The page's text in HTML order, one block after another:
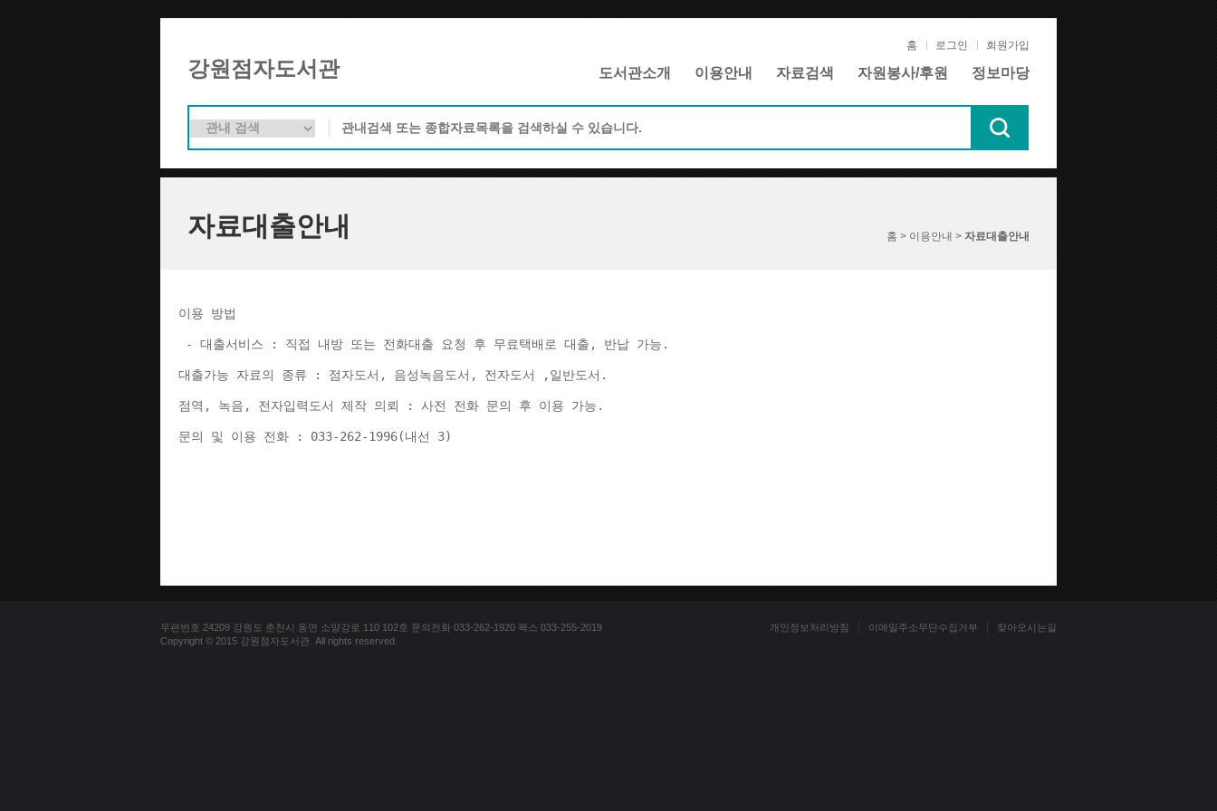
강원점자도서관
홈 로그인 회원가입
도서관소개 이용안내 자료검색 자원봉사/후원 정보마당
자료대출안내 홈 > 이용안내 > 자료대출안내
이용 방법
- 대출서비스 : 직접 내방 또는 전화대출 요청 후 무료택배로 대출, 반납 가능.
대출가능 자료의 종류 : 점자도서, 음성녹음도서, 전자도서 ,일반도서.
점역, 녹음, 전자입력도서 제작 의뢰 : 사전 전화 문의 후 이용 가능.
문의 및 이용 전화 : 033-262-1996(내선 3)
우편번호 24209 강원도 춘천시 동면 소양강로 110 102호 문의전화 033-262-1920 팩스 033-255-2019
Copyright © 2015 강원점자도서관. All rights reserved.
개인정보처리방침 이메일주소무단수집거부 찾아오시는길